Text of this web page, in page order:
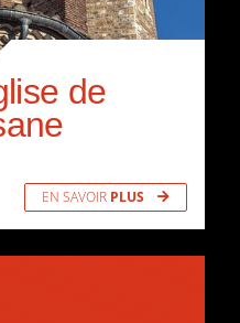
de
EN SAVOIR PLUS